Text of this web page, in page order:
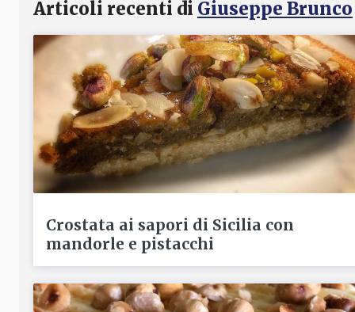
Articoli recenti di Giuseppe Brunco
Crostata ai sapori di Sicilia con
mandorle e pistacchi